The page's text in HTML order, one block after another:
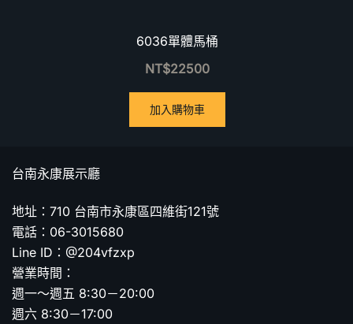
6036單體馬桶
NT$22500
加入購物車
台南永康展示廳
地址：710 台南市永康區四維街121號
電話：06-3015680
Line ID：@204vfzxp
營業時間：
週一～週五 8:30－20:00
週六 8:30－17:00